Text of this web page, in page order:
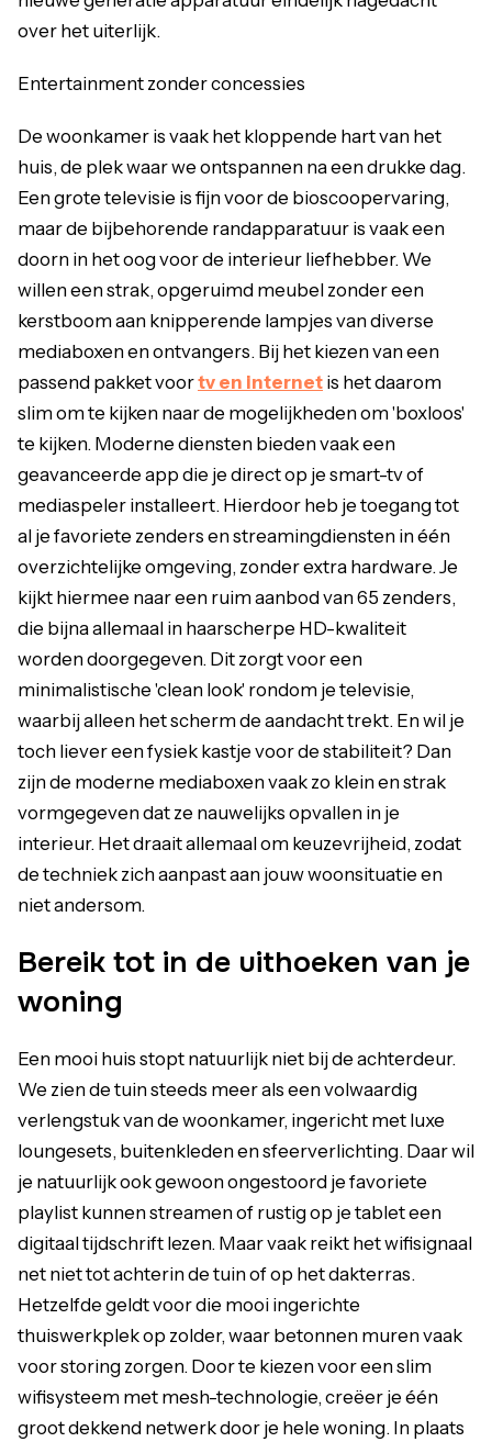
over het uiterlijk.
Entertainment zonder concessies
De woonkamer is vaak het kloppende hart van het
huis, de plek waar we ontspannen na een drukke dag.
Een grote televisie is fijn voor de bioscoopervaring,
maar de bijbehorende randapparatuur is vaak een
doorn in het oog voor de interieur liefhebber. We
willen een strak, opgeruimd meubel zonder een
kerstboom aan knipperende lampjes van diverse
mediaboxen en ontvangers. Bij het kiezen van een
passend pakket voortv en internet is het daarom
slim om te kijken naar de mogelijkheden om 'boxloos'
te kijken. Moderne diensten bieden vaak een
geavanceerde app die je direct op je smart-tv of
mediaspeler installeert. Hierdoor heb je toegang tot
al je favoriete zenders en streamingdiensten in één
overzichtelijke omgeving, zonder extra hardware. Je
kijkt hiermee naar een ruim aanbod van 65 zenders,
die bijna allemaal in haarscherpe HD-kwaliteit
worden doorgegeven. Dit zorgt voor een
minimalistische 'clean look' rondom je televisie,
waarbij alleen het scherm de aandacht trekt. En wil je
toch liever een fysiek kastje voor de stabiliteit? Dan
zijn de moderne mediaboxen vaak zo klein en strak
vormgegeven dat ze nauwelijks opvallen in je
interieur. Het draait allemaal om keuzevrijheid, zodat
de techniek zich aanpast aan jouw woonsituatie en
niet andersom.
Bereik tot in de uithoeken van je
woning
Een mooi huis stopt natuurlijk niet bij de achterdeur.
We zien de tuin steeds meer als een volwaardig
verlengstuk van de woonkamer, ingericht met luxe
loungesets, buitenkleden en sfeerverlichting. Daar wil
je natuurlijk ook gewoon ongestoord je favoriete
playlist kunnen streamen of rustig op je tablet een
digitaal tijdschrift lezen. Maar vaak reikt het wifisignaal
net niet tot achterin de tuin of op het dakterras.
Hetzelfde geldt voor die mooi ingerichte
thuiswerkplek op zolder, waar betonnen muren vaak
voor storing zorgen. Door te kiezen voor een slim
wifisysteem met mesh-technologie, creëer je één
groot dekkend netwerk door je hele woning. In plaats